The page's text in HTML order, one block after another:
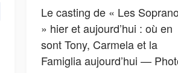
Le casting de « Les
» hier et aujourd’hui : où en
sont Tony, Carmela et la
Famiglia aujourd’hui —